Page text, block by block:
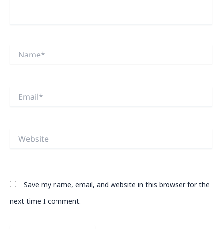
Name*
Email*
Website
Save my name, email, and website in this browser for the
next time I comment.